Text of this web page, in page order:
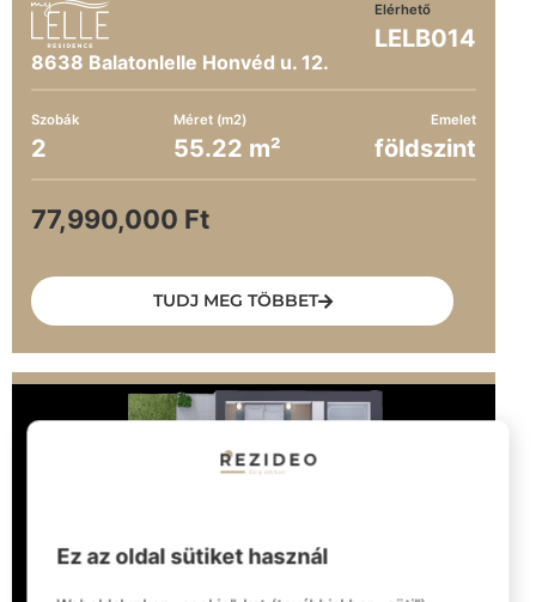
8638 Balatonlelle Honvéd u. 12.
Elérhető
LELB014
Szobák
2
Méret (m2)
55.22 m²
Emelet
földszint
77,990,000 Ft
TUDJ MEG TÖBBET
Ez az oldal sütiket használ